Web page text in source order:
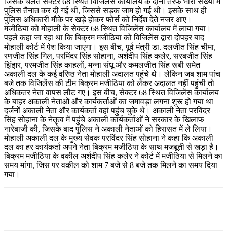
पुलिस तैनात कर दी गई थी, जिससे सड़क जाम हो गई थी। इसके साथ ही
पुलिस अधिकारी मौके पर खड़े होकर फोर्स को निर्देश देते नजर आए।
मजीठिया को मोहाली के सेक्टर 68 स्थित विजिलेंस कार्यालय में लाया गया।
पहले कहा जा रहा था कि बिक्रम मजीठिया को विजिलेंस द्वारा दोपहर बाद
मोहाली कोर्ट में पेश किया जाएगा। इस बीच, पूर्व मंत्री डा. दलजीत सिंह चीमा,
रणजीत सिंह गिल, परमिंदर सिंह सोहाना, अर्शदीप सिंह कलेर, सरबजीत सिंह
झिंझर, परमजीत सिंह काहलों, मन्ना संधू और कमलजीत सिंह रूबी समेत
अकाली दल के कई वरिष्ठ नेता मोहाली अदालत पहुंचे थे। लेकिन जब शाम पांच
बजे तक विजिलेंस की टीम बिक्रम मजीठिया को लेकर अदालत नहीं पहुंची तो
अधिकतर नेता वापस लौट गए। इस बीच, सेक्टर 68 स्थित विजिलेंस कार्यालय
के बाहर अकाली नेताओं और कार्यकर्ताओं का जमावड़ा लगना शुरू हो गया था
दर्जनों अकाली नेता और कार्यकर्ता वहां पहुंच चुके थे। अकाली नेता परविंदर
सिंह सोहाना के नेतृत्व में पहुंचे अकाली कार्यकर्ताओं ने सरकार के खिलाफ
नारेबाजी की, जिसके बाद पुलिस ने अकाली नेताओं को हिरासत में ले लिया।
मोहाली अकाली दल के मुख्य सेवक परविंदर सिंह सोहाना ने कहा कि अकाली
दल का हर कार्यकर्ता अपने नेता बिक्रम मजीठिया के साथ मजबूती से खड़ा है।
बिक्रम मजीठिया के वकील अर्शदीप सिंह कलेर ने कोर्ट में मजीठिया से मिलने का
समय मांगा, जिस पर वकील को शाम 7 बजे से 8 बजे तक मिलने का समय दिया
गया।